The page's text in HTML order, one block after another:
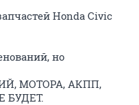
Honda Civic
но
МОТОРА, АКПП,
БУДЕТ.